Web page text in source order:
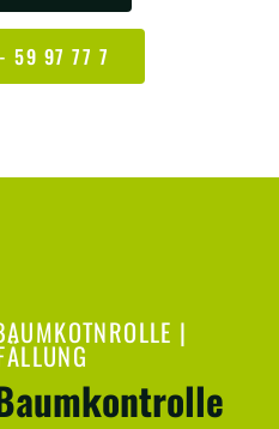
59 97 77 7
|